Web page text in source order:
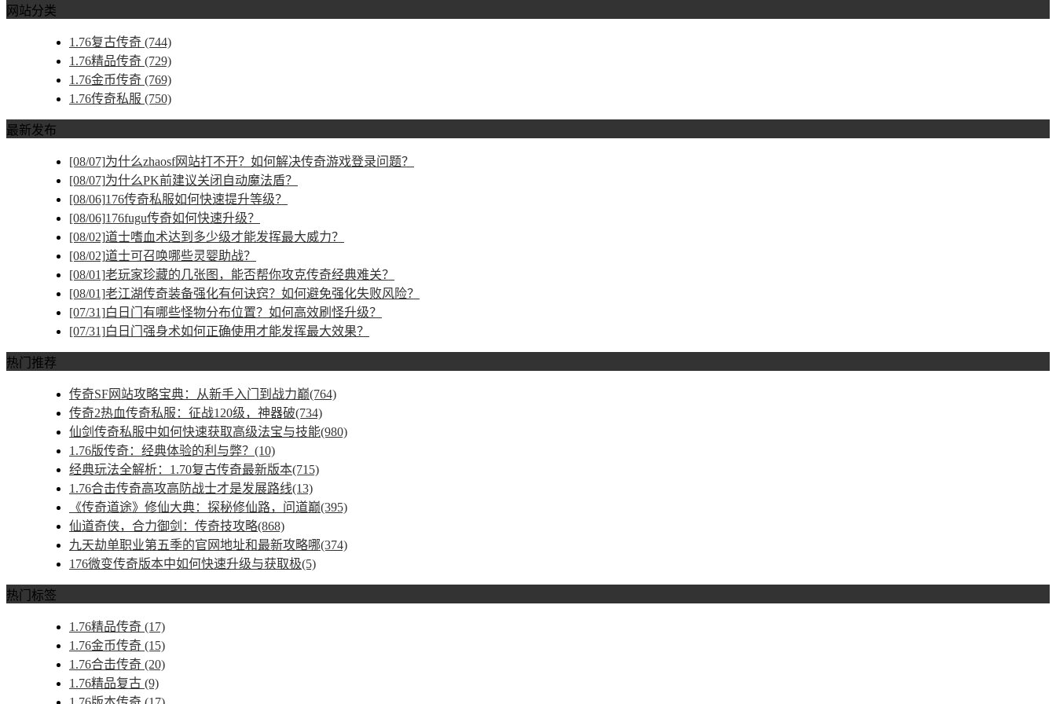
网站分类
1.76复古传奇 (744)
1.76精品传奇 (729)
1.76金币传奇 (769)
1.76传奇私服 (750)
最新发布
[08/07]为什么zhaosf网站打不开？如何解决传奇游戏登录问题？
[08/07]为什么PK前建议关闭自动魔法盾？
[08/06]176传奇私服如何快速提升等级？
[08/06]176fugu传奇如何快速升级？
[08/02]道士嗜血术达到多少级才能发挥最大威力？
[08/02]道士可召唤哪些灵婴助战？
[08/01]老玩家珍藏的几张图，能否帮你攻克传奇经典难关？
[08/01]老江湖传奇装备强化有何诀窍？如何避免强化失败风险？
[07/31]白日门有哪些怪物分布位置？如何高效刷怪升级？
[07/31]白日门强身术如何正确使用才能发挥最大效果？
热门推荐
传奇SF网站攻略宝典：从新手入门到战力巅(764)
传奇2热血传奇私服：征战120级，神器破(734)
仙剑传奇私服中如何快速获取高级法宝与技能(980)
1.76版传奇：经典体验的利与弊？(10)
经典玩法全解析：1.70复古传奇最新版本(715)
1.76合击传奇高攻高防战士才是发展路线(13)
《传奇道途》修仙大典：探秘修仙路，问道巅(395)
仙道奇侠，合力御剑：传奇技攻略(868)
九天劫单职业第五季的官网地址和最新攻略哪(374)
176微变传奇版本中如何快速升级与获取极(5)
热门标签
1.76精品传奇 (17)
1.76金币传奇 (15)
1.76合击传奇 (20)
1.76精品复古 (9)